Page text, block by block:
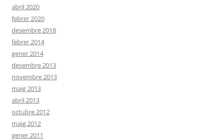
abril 2020
febrer 2020
desembre 2018
febrer 2014
gener 2014
desembre 2013
novembre 2013
maig 2013
abril 2013
octubre 2012
maig 2012
gener 2011